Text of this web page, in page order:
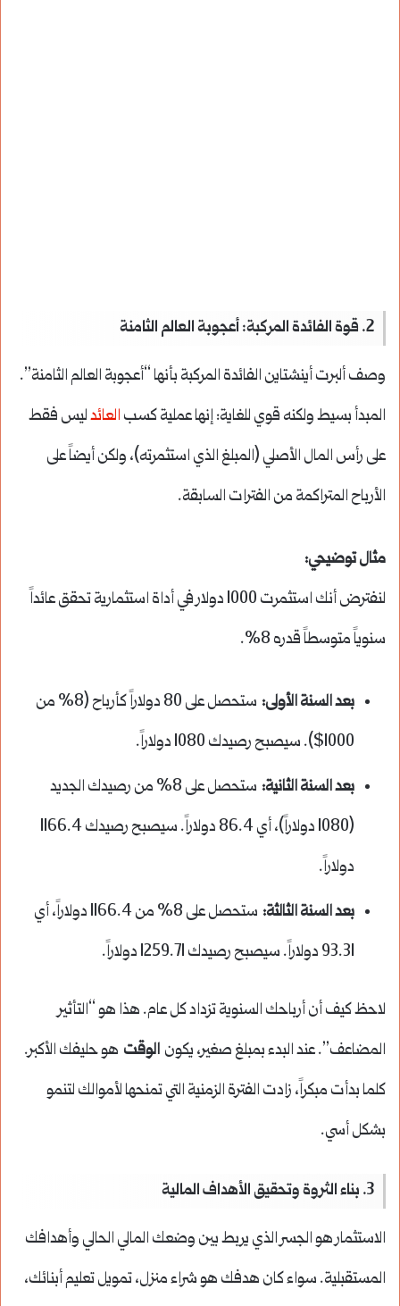
2. قوة الفائدة المركبة: أعجوبة العالم الثامنة
وصف ألبرت أينشتاين الفائدة المركبة بأنها “أعجوبة العالم الثامنة”.
المبدأ بسيط ولكنه قوي للغاية: إنها عملية كسب العائدليس فقط
على رأس المال الأصلي (المبلغ الذي استثمرته)، ولكن أيضاً على
الأرباح المتراكمة من الفترات السابقة.
مثال توضيحي:
لنفترض أنك استثمرت 1000 دولار في أداة استثمارية تحقق عائداً
سنوياً متوسطاً قدره 8%.
بعد السنة الأولى:
ستحصل على 80 دولاراً كأرباح (8% من
1000$). سيصبح رصيدك 1080 دولاراً.
بعد السنة الثانية:
ستحصل على 8% من رصيدك الجديد
(1080 دولاراً)، أي 86.4 دولاراً. سيصبح رصيدك 1166.4
دولاراً.
بعد السنة الثالثة:
ستحصل على 8% من 1166.4 دولاراً، أي
93.31 دولاراً. سيصبح رصيدك 1259.71 دولاراً.
لاحظ كيف أن أرباحك السنوية تزداد كل عام. هذا هو “التأثير
المضاعف”. عند البدء بمبلغ صغير، يكون الوقت هو حليفك الأكبر.
كلما بدأت مبكراً، زادت الفترة الزمنية التي تمنحها لأموالك لتنمو
بشكل أسي.
3. بناء الثروة وتحقيق الأهداف المالية
الاستثمار هو الجسر الذي يربط بين وضعك المالي الحالي وأهدافك
المستقبلية. سواء كان هدفك هو شراء منزل، تمويل تعليم أبنائك،